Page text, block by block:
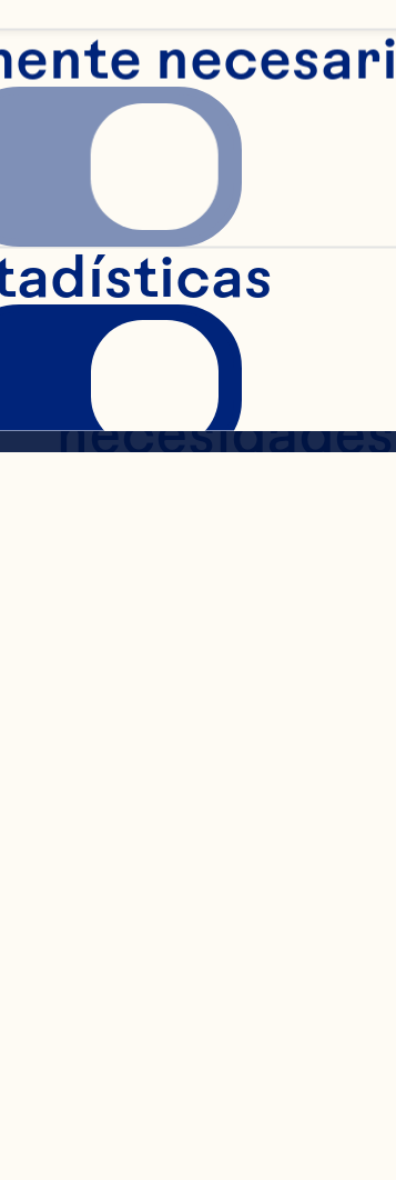
El
Ocean
ácido y el
crear jugos
Ocean